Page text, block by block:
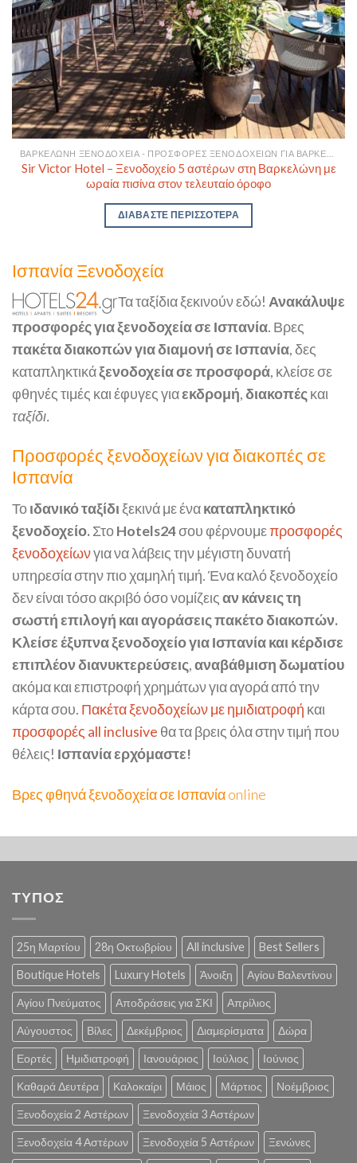
Sir Victor Hotel – Ξενοδοχείο 5 αστέρων στη Βαρκελώνη με
ωραία πισίνα στον τελευταίο όροφο
ΔΙΑΒΆΣΤΕ ΠΕΡΙΣΣΌΤΕΡΑ
Ισπανία Ξενοδοχεία
Τα ταξίδια ξεκινούν εδώ! Ανακάλυψε
προσφορές για ξενοδοχεία σε Ισπανία. Βρες
πακέτα διακοπών για διαμονή σε Ισπανία, δες
καταπληκτικάξενοδοχεία σε προσφορά, κλείσε σε
φθηνές τιμές και έφυγες γιαεκδρομή,διακοπέςκαι
ταξίδι.
Προσφορές ξενοδοχείων για διακοπές σε
Ισπανία
Τοιδανικό ταξίδιξεκινά με ένακαταπληκτικό
ξενοδοχείο.ΣτοHotels24σου φέρνουμεπροσφορές
ξενοδοχείωνγια να λάβεις την μέγιστη δυνατή
υπηρεσία στην πιο χαμηλή τιμή. Ένα καλό ξενοδοχείο
δεν είναι τόσο ακριβό όσο νομίζειςαν κάνεις τη
σωστή επιλογή και αγοράσεις πακέτο διακοπών.
Κλείσε έξυπνα ξενοδοχείο για Ισπανία και κέρδισε
επιπλέον διανυκτερεύσεις,αναβάθμιση δωματίου
ακόμα και επιστροφή χρημάτων για αγορά από την
κάρτα σου. Πακέτα ξενοδοχείων με ημιδιατροφή και
προσφορές all inclusive θα τα βρεις όλα στην τιμή που
θέλεις! Ισπανία ερχόμαστε!
Βρες φθηνά ξενοδοχεία σε Ισπανία online
ΤΥΠΟΣ
25η Μαρτίου 28η Οκτωβρίου All inclusive Best Sellers
Boutique Hotels Luxury Hotels Άνοιξη Αγίου Βαλεντίνου
Αγίου Πνεύματος Αποδράσεις για ΣΚΙ Απρίλιος
Αύγουστος Βίλες Δεκέμβριος Διαμερίσματα Δώρα
Εορτές Ημιδιατροφή Ιανουάριος Ιούλιος Ιούνιος
Καθαρά Δευτέρα Καλοκαίρι Μάιος Μάρτιος Νοέμβριος
Ξενοδοχεία 2 Αστέρων Ξενοδοχεία 3 Αστέρων
Ξενοδοχεία 4 Αστέρων Ξενοδοχεία 5 Αστέρων Ξενώνες